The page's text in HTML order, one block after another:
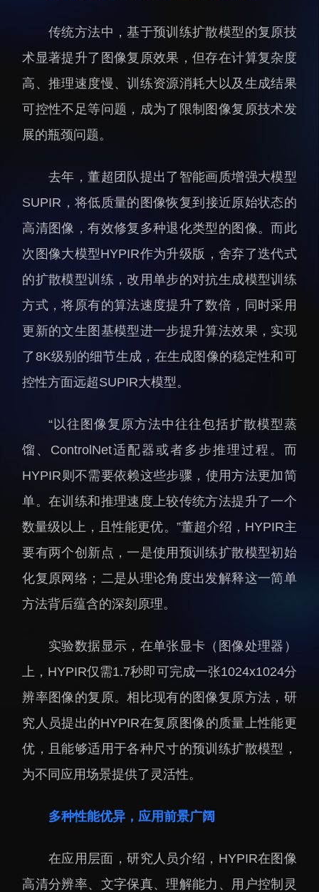
支撑平台处
产业发展中心
科研进展
科研诚信与伦理委员会
实验动物管理
分析测试中心
实验室建设与管理
生物安全管理
要闻播报
科研进展
综合新闻
合作交流
学术活动
媒体报道
档案频道
教育概况
招生信息
学位培养
学生工作
学生就业
学生活动
先进榜YOUNG
体育与健康
讲座信息
来华指引
合作交流
传统方法中，基于预训练扩散模型的复原技
术显著提升了图像复原效果，但存在计算复杂度
高、推理速度慢、训练资源消耗大以及生成结果
可控性不足等问题，成为了限制图像复原技术发
展的瓶颈问题。
去年，董超团队提出了智能画质增强大模型
SUPIR，将低质量的图像恢复到接近原始状态的
高清图像，有效修复多种退化类型的图像。而此
次图像大模型HYPIR作为升级版，舍弃了迭代式
的扩散模型训练，改用单步的对抗生成模型训练
方式，将原有的算法速度提升了数倍，同时采用
更新的文生图基模型进一步提升算法效果，实现
了8K级别的细节生成，在生成图像的稳定性和可
控性方面远超SUPIR大模型。
“以往图像复原方法中往往包括扩散模型蒸
馏、ControlNet适配器或者多步推理过程。而
HYPIR则不需要依赖这些步骤，使用方法更加简
单。在训练和推理速度上较传统方法提升了一个
数量级以上，且性能更优。”董超介绍，HYPIR主
要有两个创新点，一是使用预训练扩散模型初始
化复原网络；二是从理论角度出发解释这一简单
方法背后蕴含的深刻原理。
实验数据显示，在单张显卡（图像处理器）
上，HYPIR仅需1.7秒即可完成一张1024x1024分
辨率图像的复原。相比现有的图像复原方法，研
究人员提出的HYPIR在复原图像的质量上性能更
优，且能够适用于各种尺寸的预训练扩散模型，
为不同应用场景提供了灵活性。
多种性能优异，应用前景广阔
在应用层面，研究人员介绍，HYPIR在图像
高清分辨率、文字保真、理解能力、用户控制灵